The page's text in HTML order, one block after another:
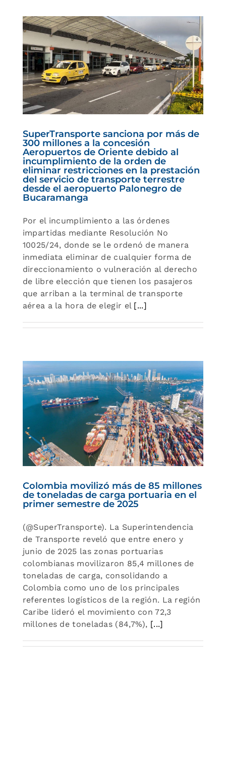
SuperTransporte sanciona por más de
300 millones a la concesión
Aeropuertos de Oriente debido al
incumplimiento de la orden de
eliminar restricciones en la prestación
del servicio de transporte terrestre
desde el aeropuerto Palonegro de
Bucaramanga
Por el incumplimiento a las órdenes
impartidas mediante Resolución No
10025/24, donde se le ordenó de manera
inmediata eliminar de cualquier forma de
direccionamiento o vulneración al derecho
de libre elección que tienen los pasajeros
que arriban a la terminal de transporte
aérea a la hora de elegir el [...]
Colombia movilizó más de 85 millones
de toneladas de carga portuaria en el
primer semestre de 2025
(@SuperTransporte). La Superintendencia
de Transporte reveló que entre enero y
junio de 2025 las zonas portuarias
colombianas movilizaron 85,4 millones de
toneladas de carga, consolidando a
Colombia como uno de los principales
referentes logísticos de la región. La región
Caribe lideró el movimiento con 72,3
millones de toneladas (84,7%), [...]